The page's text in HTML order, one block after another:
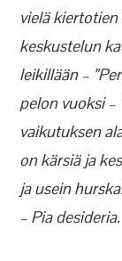
vielä
keskustelun
leikillään –
pelon vuoksi –
vaikutuksen
on kärsiä ja
ja usein
– Pia desideria.